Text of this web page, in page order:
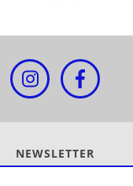
NEWSLETTER